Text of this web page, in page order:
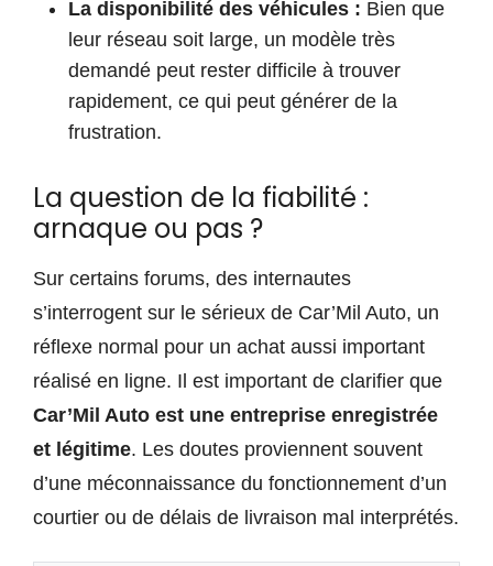
La disponibilité des véhicules : Bien que
leur réseau soit large, un modèle très
demandé peut rester difficile à trouver
rapidement, ce qui peut générer de la
frustration.
La question de la fiabilité :
arnaque ou pas ?
Sur certains forums, des internautes
s’interrogent sur le sérieux de Car’Mil Auto, un
réflexe normal pour un achat aussi important
réalisé en ligne. Il est important de clarifier que
Car’Mil Auto est une entreprise enregistrée
et légitime. Les doutes proviennent souvent
d’une méconnaissance du fonctionnement d’un
courtier ou de délais de livraison mal interprétés.